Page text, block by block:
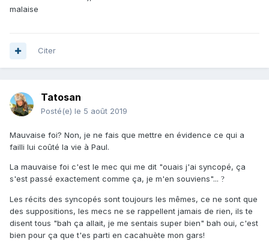
malaise
Citer
Tatosan
Posté(e) le 5 août 2019
Mauvaise foi? Non, je ne fais que mettre en évidence ce qui a
failli lui coûté la vie à Paul.
La mauvaise foi c'est le mec qui me dit "ouais j'ai syncopé, ça
s'est passé exactement comme ça, je m'en souviens"... ?
Les récits des syncopés sont toujours les mêmes, ce ne sont que
des suppositions, les mecs ne se rappellent jamais de rien, ils te
disent tous "bah ça allait, je me sentais super bien" bah oui, c'est
bien pour ça que t'es parti en cacahuète mon gars!